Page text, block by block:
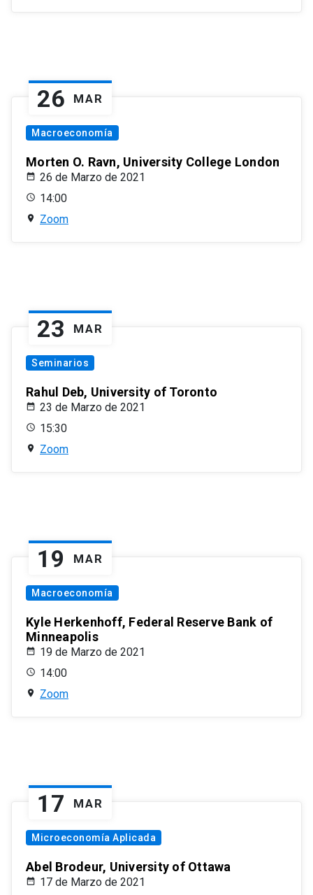
26 MAR
Macroeconomía
Morten O. Ravn, University College London
26 de Marzo de 2021
14:00
Zoom
23 MAR
Seminarios
Rahul Deb, University of Toronto
23 de Marzo de 2021
15:30
Zoom
19 MAR
Macroeconomía
Kyle Herkenhoff, Federal Reserve Bank of
Minneapolis
19 de Marzo de 2021
14:00
Zoom
17 MAR
Microeconomía Aplicada
Abel Brodeur, University of Ottawa
17 de Marzo de 2021